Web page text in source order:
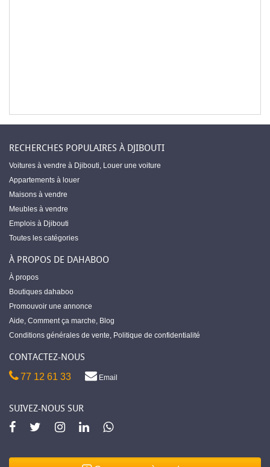
RECHERCHES POPULAIRES À DJIBOUTI
Voitures à vendre à Djibouti, Louer une voiture
Appartements à louer
Maisons à vendre
Meubles à vendre
Emplois à Djibouti
Toutes les catégories
À PROPOS DE DAHABOO
À propos
Boutiques dahaboo
Promouvoir une annonce
Aide, Comment ça marche, Blog
Conditions générales de vente, Politique de confidentialité
CONTACTEZ-NOUS
77 12 61 33 Email
SUIVEZ-NOUS SUR